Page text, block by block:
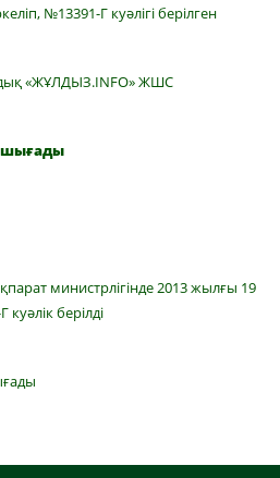
№13391-Г куәлігі берілген
«ЖҰЛДЫЗ.INFO» ЖШС
шығады
министрлігінде 2013 жылғы 19
берілді